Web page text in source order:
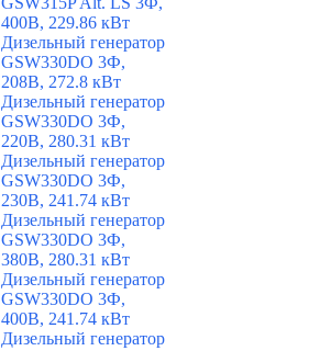
400В, 229.86 кВт
Дизельный генератор
GSW330DO 3Ф,
208В, 272.8 кВт
Дизельный генератор
GSW330DO 3Ф,
220В, 280.31 кВт
Дизельный генератор
GSW330DO 3Ф,
230В, 241.74 кВт
Дизельный генератор
GSW330DO 3Ф,
380В, 280.31 кВт
Дизельный генератор
GSW330DO 3Ф,
400В, 241.74 кВт
Дизельный генератор